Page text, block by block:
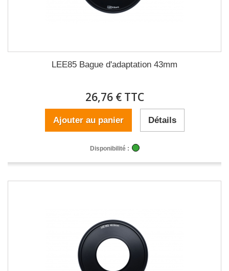
LEE85 Bague d'adaptation 43mm
26,76 € TTC
Ajouter au panier Détails
Disponibilité :